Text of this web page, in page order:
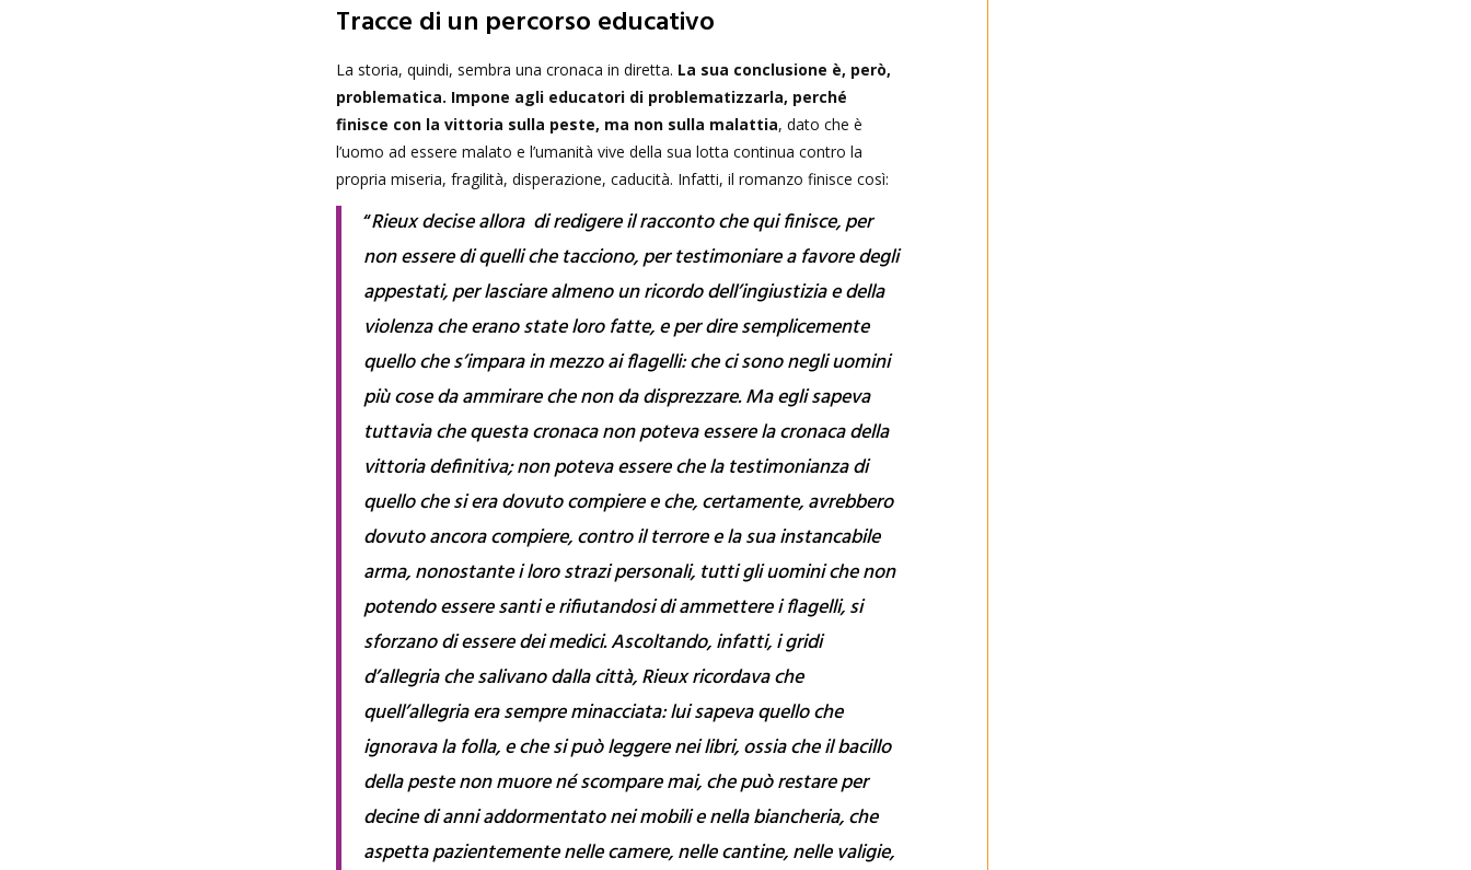
Tracce di un percorso educativo
La storia, quindi, sembra una cronaca in diretta. La sua conclusione è, però,
problematica. Impone agli educatori di problematizzarla, perché
finisce con la vittoria sulla peste, ma non sulla malattia, dato che è
l’uomo ad essere malato e l’umanità vive della sua lotta continua contro la
propria miseria, fragilità, disperazione, caducità. Infatti, il romanzo finisce così:
“Rieux decise allora di redigere il racconto che qui finisce, per
non essere di quelli che tacciono, per testimoniare a favore degli
appestati, per lasciare almeno un ricordo dell’ingiustizia e della
violenza che erano state loro fatte, e per dire semplicemente
quello che s’impara in mezzo ai flagelli: che ci sono negli uomini
più cose da ammirare che non da disprezzare. Ma egli sapeva
tuttavia che questa cronaca non poteva essere la cronaca della
vittoria definitiva; non poteva essere che la testimonianza di
quello che si era dovuto compiere e che, certamente, avrebbero
dovuto ancora compiere, contro il terrore e la sua instancabile
arma, nonostante i loro strazi personali, tutti gli uomini che non
potendo essere santi e rifiutandosi di ammettere i flagelli, si
sforzano di essere dei medici. Ascoltando, infatti, i gridi
d’allegria che salivano dalla città, Rieux ricordava che
quell’allegria era sempre minacciata: lui sapeva quello che
ignorava la folla, e che si può leggere nei libri, ossia che il bacillo
della peste non muore né scompare mai, che può restare per
decine di anni addormentato nei mobili e nella biancheria, che
aspetta pazientemente nelle camere, nelle cantine, nelle valigie,